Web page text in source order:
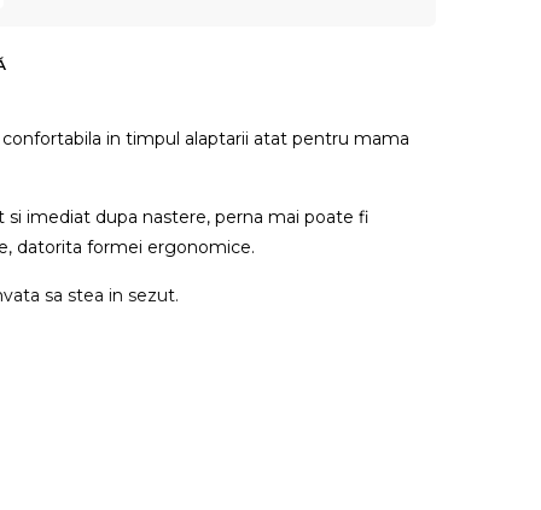
in timpul alaptarii atat pentru mama
si imediat dupa nastere, perna mai poate fi
datorita formei ergonomice.
sa stea in sezut.
53x12x41 cm;